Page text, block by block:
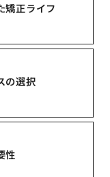
矯正ライフ
の選択
性